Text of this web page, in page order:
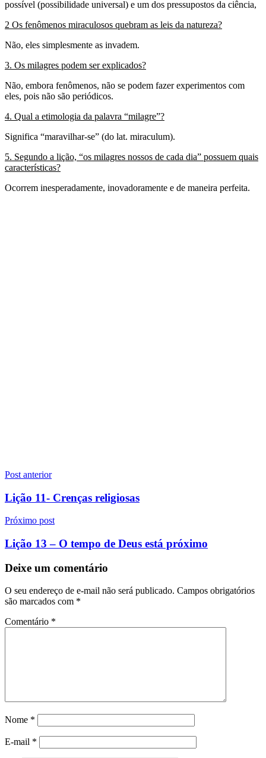
possível (possibilidade universal) e um dos pressupostos da ciência,
2 Os fenômenos miraculosos quebram as leis da natureza?
Não, eles simplesmente as invadem.
3. Os milagres podem ser explicados?
Não, embora fenômenos, não se podem fazer experimentos com
eles, pois não são periódicos.
4. Qual a etimologia da palavra “milagre”?
Significa “maravilhar-se” (do lat. miraculum).
5. Segundo a lição, “os milagres nossos de cada dia” possuem quais
características?
Ocorrem inesperadamente, inovadoramente e de maneira perfeita.
Navegação
de
Post
Post anterior
Lição 11- Crenças religiosas
Próximo post
Lição 13 – O tempo de Deus está próximo
Deixe um comentário
O seu endereço de e-mail não será publicado. Campos obrigatórios
são marcados com *
Comentário *
Nome *
E-mail *